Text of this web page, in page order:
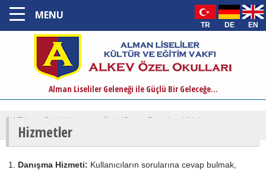
Alman Liseliler Geleneği ile Güçlü Bir Geleceğe...
TR DE EN
ALKEV Okulda Yaşam İlkokul Beyhan Eczacıbaşı Kütüphanesi
Hizmetler
Hizmetler
Danışma Hizmeti: Kullanıcıların sorularına cevap bulmak,
MENU